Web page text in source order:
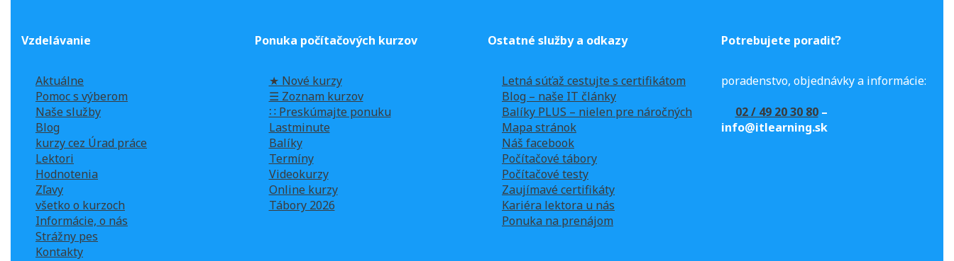
Vzdelávanie
Aktuálne
Pomoc s výberom
Naše služby
Blog
kurzy cez Úrad práce
Lektori
Hodnotenia
Zľavy
všetko o kurzoch
Informácie, o nás
Strážny pes
Kontakty
Ponuka počítačových kurzov
★ Nové kurzy
☰ Zoznam kurzov
∷ Preskúmajte ponuku
Lastminute
Balíky
Termíny
Videokurzy
Online kurzy
Tábory 2026
Ostatné služby a odkazy
Letná súťaž cestujte s certifikátom
Blog – naše IT články
Balíky PLUS – nielen pre náročných
Mapa stránok
Náš facebook
Počítačové tábory
Počítačové testy
Zaujímavé certifikáty
Kariéra lektora u nás
Ponuka na prenájom
Potrebujete poradiť?
poradenstvo, objednávky a informácie:
02 / 49 20 30 80–
info@itlearning.sk